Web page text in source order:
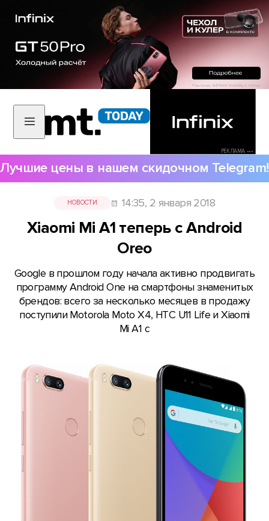
РЕКЛАМА •••
Лучшие цены в нашем скидочном Telegram!
НОВОСТИ 14:35, 2 января 2018
Xiaomi Mi A1 теперь с Android
Oreo
Google в прошлом году начала активно продвигать
программу Android One на смартфоны знаменитых
брендов: всего за несколько месяцев в продажу
поступили Motorola Moto X4, HTC U11 Life и Xiaomi
Mi A1 с